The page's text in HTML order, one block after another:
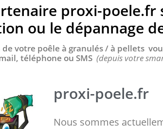
proxi-poele.fr
ou le dépannage
de votre poêle à granulés / à pellets
téléphone ou SMS(depuis votre
proxi-poele.fr
Nous sommes